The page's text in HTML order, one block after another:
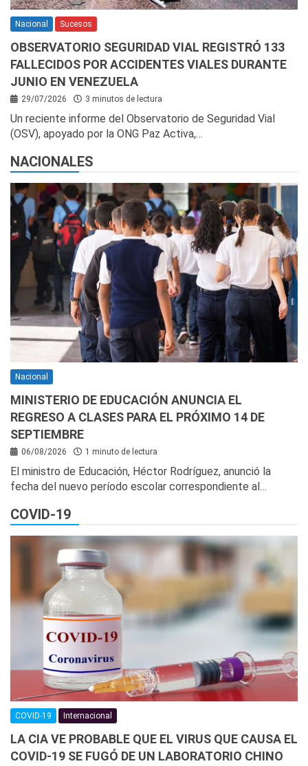
Nacional Sucesos
OBSERVATORIO SEGURIDAD VIAL REGISTRÓ 133
FALLECIDOS POR ACCIDENTES VIALES DURANTE
JUNIO EN VENEZUELA
29/07/2026 3 minutos de lectura
Un reciente informe del Observatorio de Seguridad Vial
(OSV), apoyado por la ONG Paz Activa,…
NACIONALES
Nacional
MINISTERIO DE EDUCACIÓN ANUNCIA EL
REGRESO A CLASES PARA EL PRÓXIMO 14 DE
SEPTIEMBRE
06/08/2026 1 minuto de lectura
El ministro de Educación, Héctor Rodríguez, anunció la
fecha del nuevo período escolar correspondiente al…
COVID-19
COVID-19 Internacional
LA CIA VE PROBABLE QUE EL VIRUS QUE CAUSA EL
COVID-19 SE FUGÓ DE UN LABORATORIO CHINO